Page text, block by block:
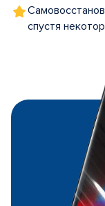
спустя